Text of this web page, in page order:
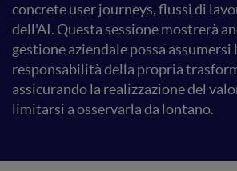
concrete user journeys, flussi di
dell'AI. Questa sessione mostrerà
gestione aziendale possa assumersi
responsabilità della propria
assicurando la realizzazione del
limitarsi a osservarla da lontano.